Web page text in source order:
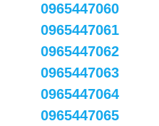
0965447060
0965447061
0965447062
0965447063
0965447064
0965447065